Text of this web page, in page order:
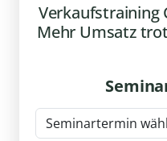
Verkaufstraining
Mehr Umsatz